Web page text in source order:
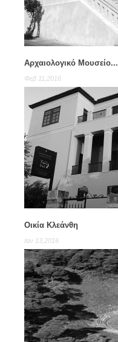
Αρχαιολογικό Μουσείο...
Φεβ 11,2016
Οικία Κλεάνθη
Ιαν 13,2016